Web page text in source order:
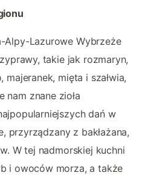
Alpy-Lazurowe Wybrzeże
takie jak rozmaryn,
mięta i szałwia,
znane zioła
dań w
przyrządzany z bakłażana,
W tej nadmorskiej kuchni
i owoców morza, a także